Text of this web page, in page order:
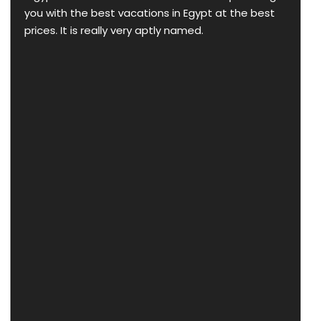
you with the best vacations in Egypt at the best
prices. It is really very aptly named.